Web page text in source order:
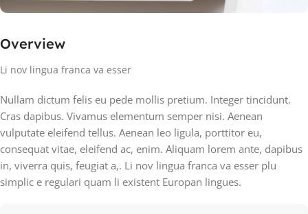
Overview
Li nov lingua franca va esser
Nullam dictum felis eu pede mollis pretium. Integer tincidunt.
Cras dapibus. Vivamus elementum semper nisi. Aenean
vulputate eleifend tellus. Aenean leo ligula, porttitor eu,
consequat vitae, eleifend ac, enim. Aliquam lorem ante, dapibus
in, viverra quis, feugiat a,. Li nov lingua franca va esser plu
simplic e regulari quam li existent Europan lingues.